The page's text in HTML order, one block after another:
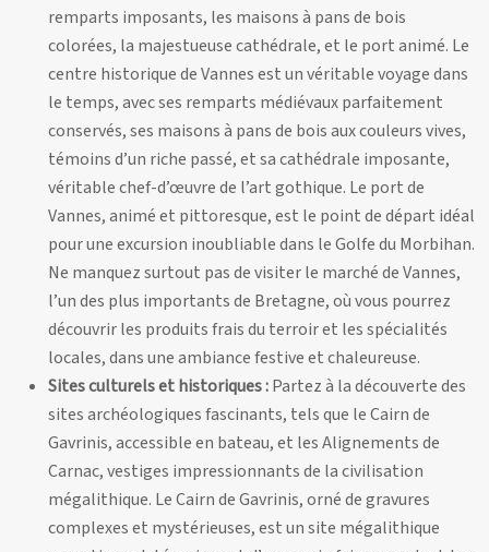
remparts imposants, les maisons à pans de bois
colorées, la majestueuse cathédrale, et le port animé. Le
centre historique de Vannes est un véritable voyage dans
le temps, avec ses remparts médiévaux parfaitement
conservés, ses maisons à pans de bois aux couleurs vives,
témoins d’un riche passé, et sa cathédrale imposante,
véritable chef-d’œuvre de l’art gothique. Le port de
Vannes, animé et pittoresque, est le point de départ idéal
pour une excursion inoubliable dans le Golfe du Morbihan.
Ne manquez surtout pas de visiter le marché de Vannes,
l’un des plus importants de Bretagne, où vous pourrez
découvrir les produits frais du terroir et les spécialités
locales, dans une ambiance festive et chaleureuse.
Sites culturels et historiques :Partez à la découverte des
sites archéologiques fascinants, tels que le Cairn de
Gavrinis, accessible en bateau, et les Alignements de
Carnac, vestiges impressionnants de la civilisation
mégalithique. Le Cairn de Gavrinis, orné de gravures
complexes et mystérieuses, est un site mégalithique